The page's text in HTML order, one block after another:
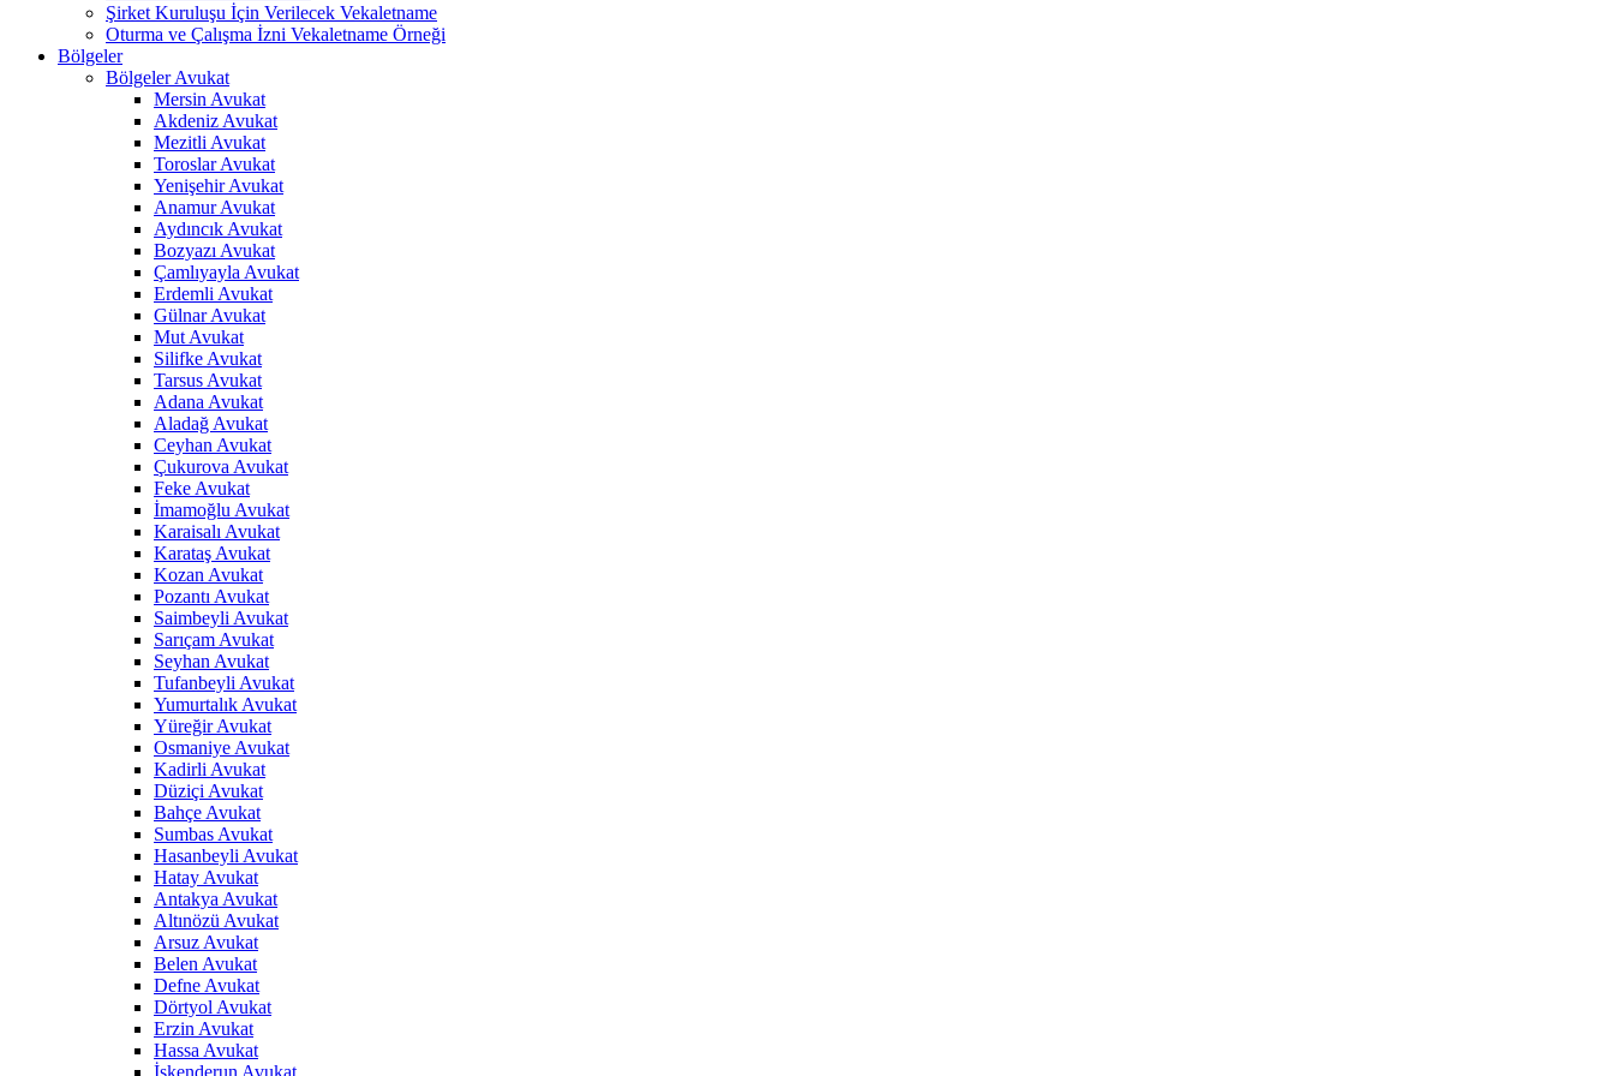
Şirket Kuruluşu İçin Verilecek Vekaletname
Oturma ve Çalışma İzni Vekaletname Örneği
Bölgeler
Bölgeler Avukat
Mersin Avukat
Akdeniz Avukat
Mezitli Avukat
Toroslar Avukat
Yenişehir Avukat
Anamur Avukat
Aydıncık Avukat
Bozyazı Avukat
Çamlıyayla Avukat
Erdemli Avukat
Gülnar Avukat
Mut Avukat
Silifke Avukat
Tarsus Avukat
Adana Avukat
Aladağ Avukat
Ceyhan Avukat
Çukurova Avukat
Feke Avukat
İmamoğlu Avukat
Karaisalı Avukat
Karataş Avukat
Kozan Avukat
Pozantı Avukat
Saimbeyli Avukat
Sarıçam Avukat
Seyhan Avukat
Tufanbeyli Avukat
Yumurtalık Avukat
Yüreğir Avukat
Osmaniye Avukat
Kadirli Avukat
Düziçi Avukat
Bahçe Avukat
Sumbas Avukat
Hasanbeyli Avukat
Hatay Avukat
Antakya Avukat
Altınözü Avukat
Arsuz Avukat
Belen Avukat
Defne Avukat
Dörtyol Avukat
Erzin Avukat
Hassa Avukat
İskenderun Avukat